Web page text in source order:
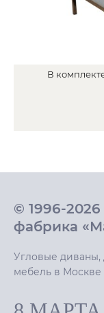
В
© 1996-
фабрика
Угловые диваны,
мебель в Москве